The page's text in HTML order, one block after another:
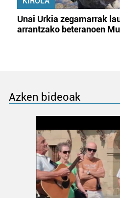
Unai Urkia zegamarrak
arrantzako beteranoen
Azken bideoak